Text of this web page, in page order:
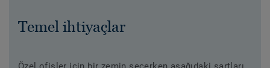
Temel ihtiyaçlar